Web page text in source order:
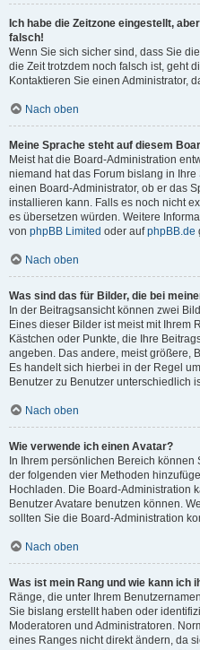
Ich habe die Zeitzone eingestellt,
falsch!
Wenn Sie sich sicher sind, dass Sie
die Zeit trotzdem noch falsch ist, geht
Kontaktieren Sie einen Administrator,
Nach oben
Meine Sprache steht auf diesem
Meist hat die Board-Administration
niemand hat das Forum bislang in
einen Board-Administrator, ob er das
installieren kann. Falls es noch nicht
es übersetzen würden. Weitere
von phpBB Limited oder aufphpBB.de
Nach oben
Was sind das für Bilder, die bei
In der Beitragsansicht können zwei
Eines dieser Bilder ist meist mit Ihrem
Kästchen oder Punkte, die Ihre
angeben. Das andere, meist größere,
Es handelt sich hierbei in der Regel
Benutzer zu Benutzer unterschiedlich
Nach oben
Wie verwende ich einen Avatar?
In Ihrem persönlichen Bereich können
der folgenden vier Methoden
Hochladen. Die Board-Administration
Benutzer Avatare benutzen können.
sollten Sie die Board-Administration
Nach oben
Was ist mein Rang und wie kann ich
Ränge, die unter Ihrem
Sie bislang erstellt haben oder
Moderatoren und Administratoren.
eines Ranges nicht direkt ändern, da